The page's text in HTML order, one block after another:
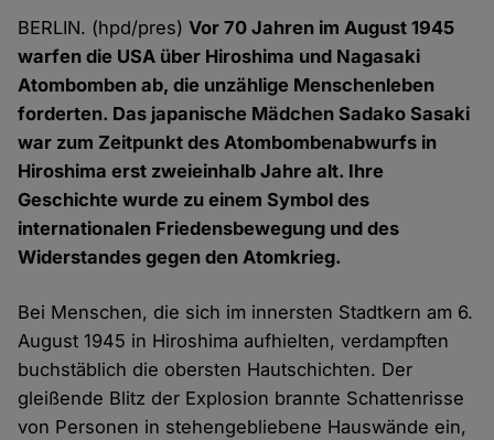
BERLIN. (hpd/pres)Vor 70 Jahren im August 1945
warfen die USA über Hiroshima und Nagasaki
Atombomben ab, die unzählige Menschenleben
forderten. Das japanische Mädchen Sadako Sasaki
war zum Zeitpunkt des Atombombenabwurfs in
Hiroshima erst zweieinhalb Jahre alt. Ihre
Geschichte wurde zu einem Symbol des
internationalen Friedensbewegung und des
Widerstandes gegen den Atomkrieg.
Bei Menschen, die sich im innersten Stadtkern am 6.
August 1945 in Hiroshima aufhielten, verdampften
buchstäblich die obersten Hautschichten. Der
gleißende Blitz der Explosion brannte Schattenrisse
von Personen in stehengebliebene Hauswände ein,